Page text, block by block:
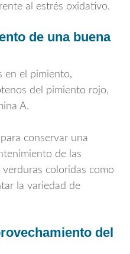
al estrés oxidativo.
de una buena
en el pimiento,
del pimiento rojo,
A.
conservar una
de las
coloridas como
la variedad de
del